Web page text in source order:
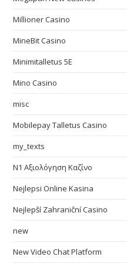
Millioner Casino
MineBit Casino
Minimitalletus 5E
Mino Casino
misc
Mobilepay Talletus Casino
my_texts
N1 Αξιολόγηση Καζίνο
Nejlepsi Online Kasina
Nejlepší Zahraniční Casino
new
New Video Chat Platform